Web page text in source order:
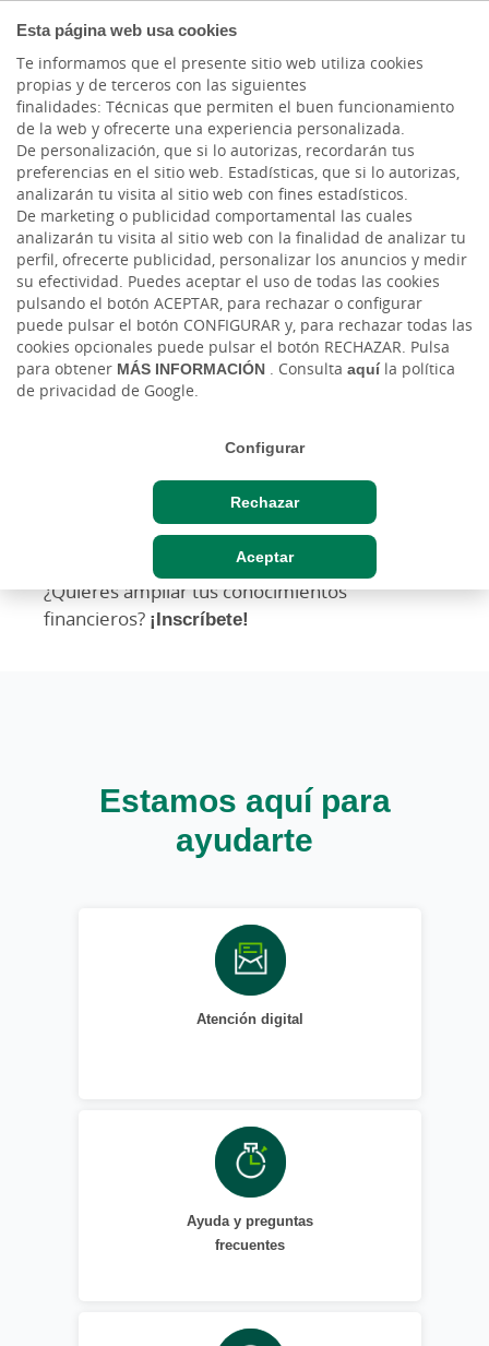
Esta página web usa cookies
Te informamos que el presente sitio web utiliza cookies
propias y de terceros con las siguientes
finalidades: Técnicas que permiten el buen funcionamiento
de la web y ofrecerte una experiencia personalizada.
De personalización, que si lo autorizas, recordarán tus
preferencias en el sitio web. Estadísticas, que si lo autorizas,
analizarán tu visita al sitio web con fines estadísticos.
De marketing o publicidad comportamental las cuales
analizarán tu visita al sitio web con la finalidad de analizar tu
perfil, ofrecerte publicidad, personalizar los anuncios y medir
su efectividad. Puedes aceptar el uso de todas las cookies
pulsando el botón ACEPTAR, para rechazar o configurar
puede pulsar el botón CONFIGURAR y, para rechazar todas las
cookies opcionales puede pulsar el botón RECHAZAR. Pulsa
para obtener MÁS INFORMACIÓN . Consulta aquíla política
de privacidad de Google.
Configurar
Rechazar
Aceptar
Cargando contenido, por favor espere...
Desde Cajasiete, con motivo de la celebración
del Día de la Educación Financiera,
organizaremos el próximolunes día 04 de
octubre de 17:00 a 17:30 horas, una jornada
online formativa totalmente gratuita,"Fondos
de inversión sostenibles. Qué son y en qué
invierten".
La ponente seráCarmen Etreros de la Morena,
gestora de Fondos de Inversión de
environmental, social and corporate
) y hablará de los Fondos
Sostenibles, así como de los productos
Gescooperativo y la expectativas de los
¿Quieres ampliar tus conocimientos
financieros? ¡Inscríbete!
Estamos aquí para
ayudarte
Atención digital
Ayuda y preguntas
frecuentes